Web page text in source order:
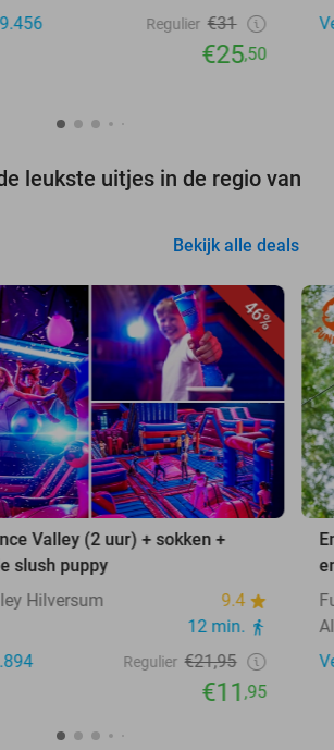
Regulier €31
€25,50
leukste uitjes in de regio van
Bekijk alle deals
46%
Valley (2 uur) + sokken +
slush puppy
Hilversum
9.4
12 min.
Regulier €21,95
€11,95